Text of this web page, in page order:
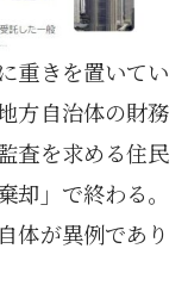
重きを置いてい
方自治体の財務
査を求める住民
却」で終わる。
体が異例であり